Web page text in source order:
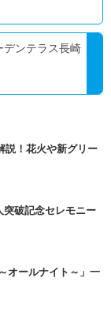
デンテラス長崎
説！花火や新グリー
突破記念セレモニー
オールナイト～」一